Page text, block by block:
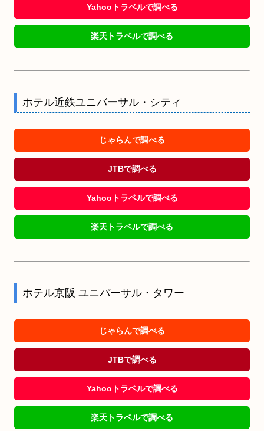
Yahooトラベルで調べる
楽天トラベルで調べる
ホテル近鉄ユニバーサル・シティ
じゃらんで調べる
JTBで調べる
Yahooトラベルで調べる
楽天トラベルで調べる
ホテル京阪 ユニバーサル・タワー
じゃらんで調べる
JTBで調べる
Yahooトラベルで調べる
楽天トラベルで調べる